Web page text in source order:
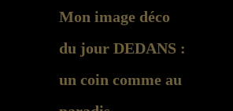
Mon image déco
du jour DEDANS :
un coin comme au